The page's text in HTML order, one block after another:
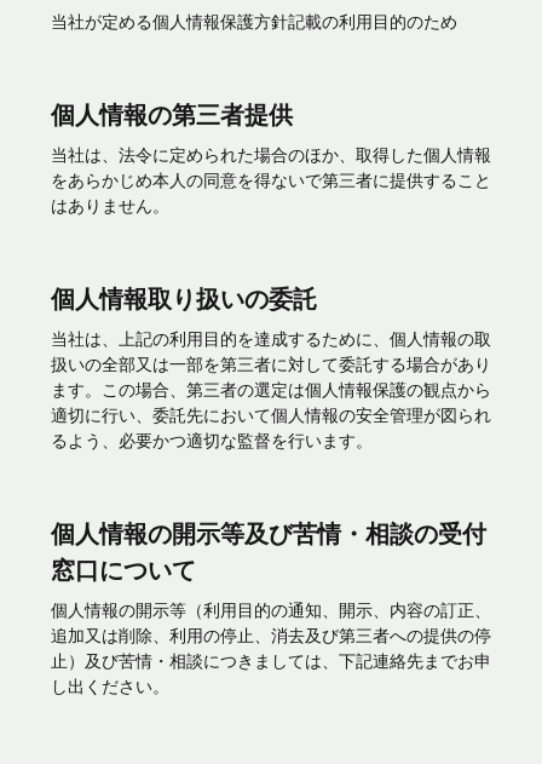
当社が定める個人情報保護方針記載の利用目的のため
個人情報の第三者提供
当社は、法令に定められた場合のほか、取得した個人情報
をあらかじめ本人の同意を得ないで第三者に提供すること
はありません。
個人情報取り扱いの委託
当社は、上記の利用目的を達成するために、個人情報の取
扱いの全部又は一部を第三者に対して委託する場合があり
ます。この場合、第三者の選定は個人情報保護の観点から
適切に行い、委託先において個人情報の安全管理が図られ
るよう、必要かつ適切な監督を行います。
個人情報の開示等及び苦情・相談の受付
窓口について
個人情報の開示等（利用目的の通知、開示、内容の訂正、
追加又は削除、利用の停止、消去及び第三者への提供の停
止）及び苦情・相談につきましては、下記連絡先までお申
し出ください。